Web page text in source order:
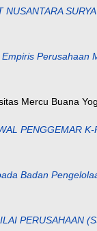
Empiris Perusahaan
Mercu Buana
PENGGEMAR K-
Badan
PERUSAHAAN